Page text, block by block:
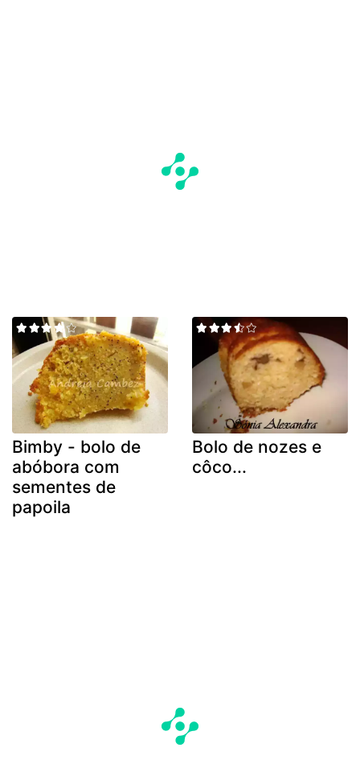
Bimby - bolo de
abóbora com
sementes de
papoila
Bolo de nozes e
côco...